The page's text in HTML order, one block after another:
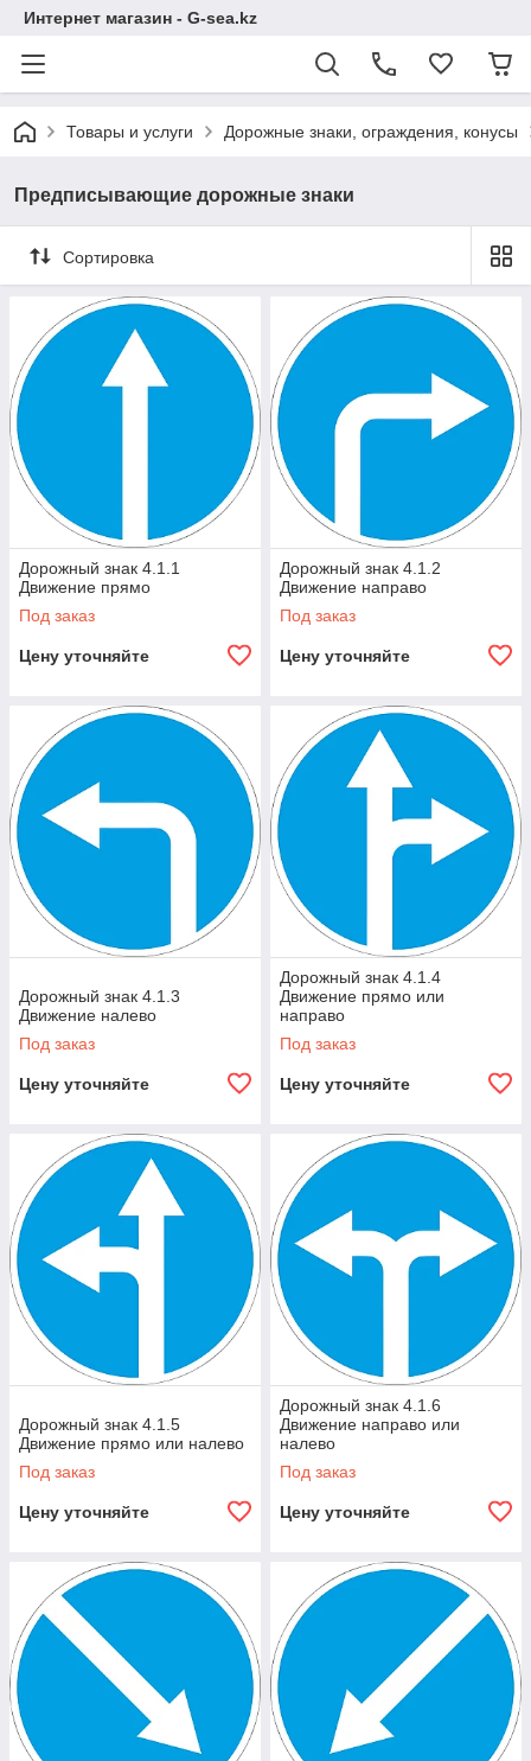
Интернет магазин - G-sea.kz
Товары и услуги Дорожные знаки, ограждения, конусы
Предписывающие дорожные знаки
Сортировка
Дорожный знак 4.1.1
Движение прямо
Под заказ
Цену уточняйте
Дорожный знак 4.1.2
Движение направо
Под заказ
Цену уточняйте
Дорожный знак 4.1.3
Движение налево
Под заказ
Цену уточняйте
Дорожный знак 4.1.4
Движение прямо или
направо
Под заказ
Цену уточняйте
Дорожный знак 4.1.5
Движение прямо или налево
Под заказ
Цену уточняйте
Дорожный знак 4.1.6
Движение направо или
налево
Под заказ
Цену уточняйте